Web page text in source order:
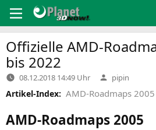
Inhalt
springen
Offizielle AMD-
bis 2022
08.12.2018 14:49 Uhr Verfasst
von
pipin
Artikel-Index: AMD-Roadmaps 2005
AMD-Roadmaps 2005